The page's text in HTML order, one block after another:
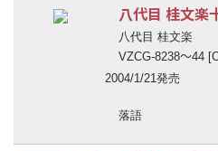
八代目 桂文楽
八代目 桂文楽
VZCG-8238〜44
2004/1/21発売
落語